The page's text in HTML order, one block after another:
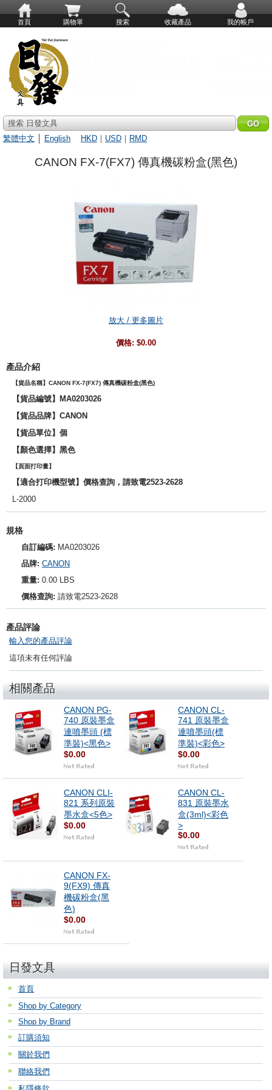
首頁 購物單 搜索 收藏產品 我的帳戶
搜索 日發文具
繁體中文
English HKD ｜ USD ｜ RMD
CANON FX-7(FX7) 傳真機碳粉盒(黑色)
放大 / 更多圖片
價格: $0.00
產品介紹
【貨品名稱】CANON FX-7(FX7) 傳真機碳粉盒(黑色)
【貨品編號】MA0203026
【貨品品牌】CANON
【貨品單位】個
【顏色選擇】黑色
【頁面打印量】
【適合打印機型號】價格查詢，請致電2523-2628
L-2000
規格
自訂編碼: MA0203026
品牌: CANON
重量: 0.00 LBS
價格查詢: 請致電2523-2628
產品評論
輸入您的產品評論
這項未有任何評論
相關產品
CANON PG-
740 原裝墨盒
連噴墨頭 (標
準裝)<黑色>
$0.00
CANON CL-
741 原裝墨盒
連噴墨頭(標
準裝)<彩色>
$0.00
CANON CLI-
821 系列原裝
墨水盒<5色>
$0.00
CANON CL-
831 原裝墨水
盒(3ml)<彩色
>
$0.00
CANON FX-
9(FX9) 傳真
機碳粉盒(黑
色)
$0.00
日發文具
首頁
Shop by Category
Shop by Brand
訂購須知
關於我們
聯絡我們